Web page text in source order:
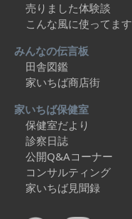
売りました体験談
こんな風に使ってます
みんなの伝言板
田舎図鑑
家いちば商店街
家いちば保健室
保健室だより
診察日誌
公開Q&Aコーナー
コンサルティング
家いちば見聞録